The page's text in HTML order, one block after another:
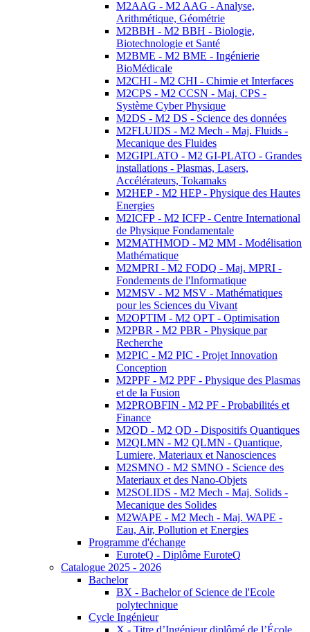
M2AAG - M2 AAG - Analyse,
Arithmétique, Géométrie
M2BBH - M2 BBH - Biologie,
Biotechnologie et Santé
M2BME - M2 BME - Ingénierie
BioMédicale
M2CHI - M2 CHI - Chimie et Interfaces
M2CPS - M2 CCSN - Maj. CPS -
Système Cyber Physique
M2DS - M2 DS - Science des données
M2FLUIDS - M2 Mech - Maj. Fluids -
Mecanique des Fluides
M2GIPLATO - M2 GI-PLATO - Grandes
installations - Plasmas, Lasers,
Accélérateurs, Tokamaks
M2HEP - M2 HEP - Physique des Hautes
Energies
M2ICFP - M2 ICFP - Centre International
de Physique Fondamentale
M2MATHMOD - M2 MM - Modélisation
Mathématique
M2MPRI - M2 FODQ - Maj. MPRI -
Fondements de l'Informatique
M2MSV - M2 MSV - Mathématiques
pour les Sciences du Vivant
M2OPTIM - M2 OPT - Optimisation
M2PBR - M2 PBR - Physique par
Recherche
M2PIC - M2 PIC - Projet Innovation
Conception
M2PPF - M2 PPF - Physique des Plasmas
et de la Fusion
M2PROBFIN - M2 PF - Probabilités et
Finance
M2QD - M2 QD - Dispositifs Quantiques
M2QLMN - M2 QLMN - Quantique,
Lumiere, Materiaux et Nanosciences
M2SMNO - M2 SMNO - Science des
Materiaux et des Nano-Objets
M2SOLIDS - M2 Mech - Maj. Solids -
Mecanique des Solides
M2WAPE - M2 Mech - Maj. WAPE -
Eau, Air, Pollution et Energies
Programme d'échange
EuroteQ - Diplôme EuroteQ
Catalogue 2025 - 2026
Bachelor
BX - Bachelor of Science de l'Ecole
polytechnique
Cycle Ingénieur
X - Titre d’Ingénieur diplômé de l’École